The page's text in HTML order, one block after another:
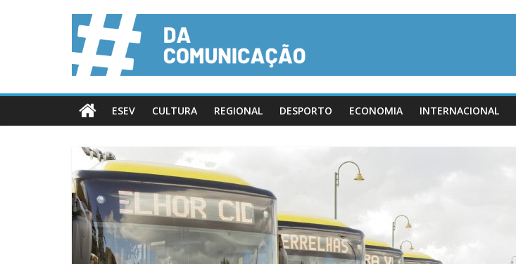
ESEV CULTURA REGIONAL DESPORTO ECONOMIA INTERNACIONAL